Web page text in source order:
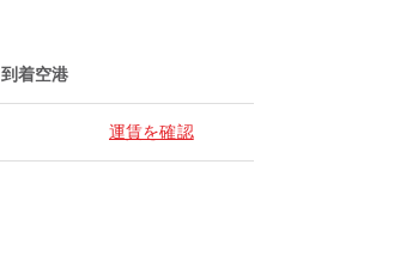
到着空港
運賃を確認